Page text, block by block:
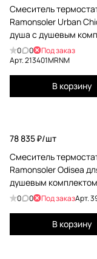
Смеситель
Ramonsoler Urban
душа с душевым
чёрный 213401MRNM
0 0
Под заказ
Арт.213401MRNM
В корзину
78 835 ₽/шт
Смеситель
Ramonsoler Odisea
душевым
393401DNM
0 0 Под заказАрт.
В корзину